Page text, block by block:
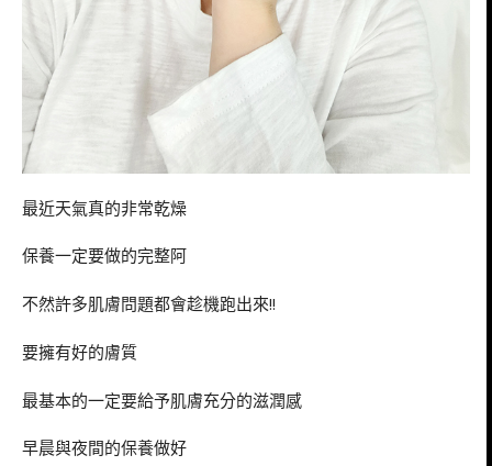
最近天氣真的非常乾燥
保養一定要做的完整阿
不然許多肌膚問題都會趁機跑出來!!
要擁有好的膚質
最基本的一定要給予肌膚充分的滋潤感
早晨與夜間的保養做好